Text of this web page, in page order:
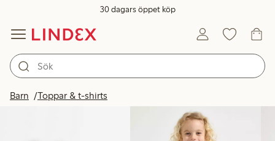
30 dagars öppet köp
Barn Toppar & t-shirts